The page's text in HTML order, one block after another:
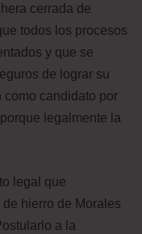
cerrada de
todos los procesos
y que se
de lograr su
candidato por
legalmente la
legal que
hierro de Morales
a la